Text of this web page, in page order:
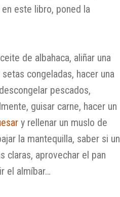
este libro, poned la
de albahaca, aliñar una
congeladas, hacer una
pescados,
guisar carne, hacer un
y rellenar un muslo de
la mantequilla, saber si un
claras, aprovechar el pan
el almíbar…